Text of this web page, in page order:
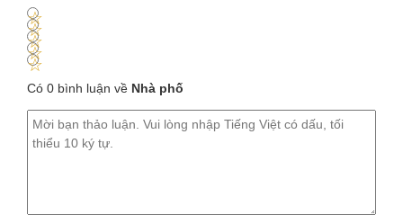
1
2
3
4
5
Có 0 bình luận về Nhà phố